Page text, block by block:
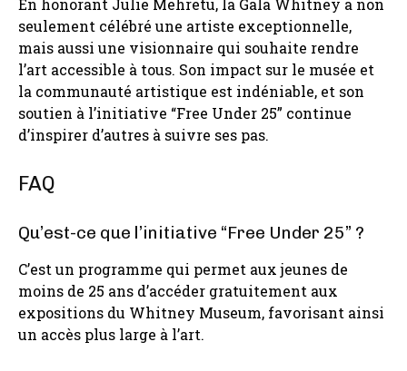
En honorant Julie Mehretu, la Gala Whitney a non
seulement célébré une artiste exceptionnelle,
mais aussi une visionnaire qui souhaite rendre
l’art accessible à tous. Son impact sur le musée et
la communauté artistique est indéniable, et son
soutien à l’initiative “Free Under 25” continue
d’inspirer d’autres à suivre ses pas.
FAQ
Qu’est-ce que l’initiative “Free Under 25” ?
C’est un programme qui permet aux jeunes de
moins de 25 ans d’accéder gratuitement aux
expositions du Whitney Museum, favorisant ainsi
un accès plus large à l’art.